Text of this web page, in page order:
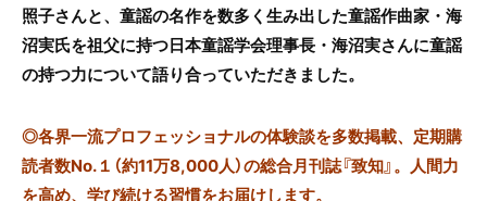
照子さんと、童謡の名作を数多く生み出した童謡作曲家・海
沼実氏を祖父に持つ日本童謡学会理事長・海沼実さんに童謡
の持つ力について語り合っていただきました。
◎各界一流プロフェッショナルの体験談を多数掲載、定期購
読者数No.１（約11万8,000人）の総合月刊誌『致知』。人間力
を高め、学び続ける習慣をお届けします。